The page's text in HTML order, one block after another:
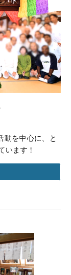
動を中心に、
と
います！